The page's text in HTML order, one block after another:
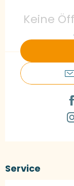
Keine
Service